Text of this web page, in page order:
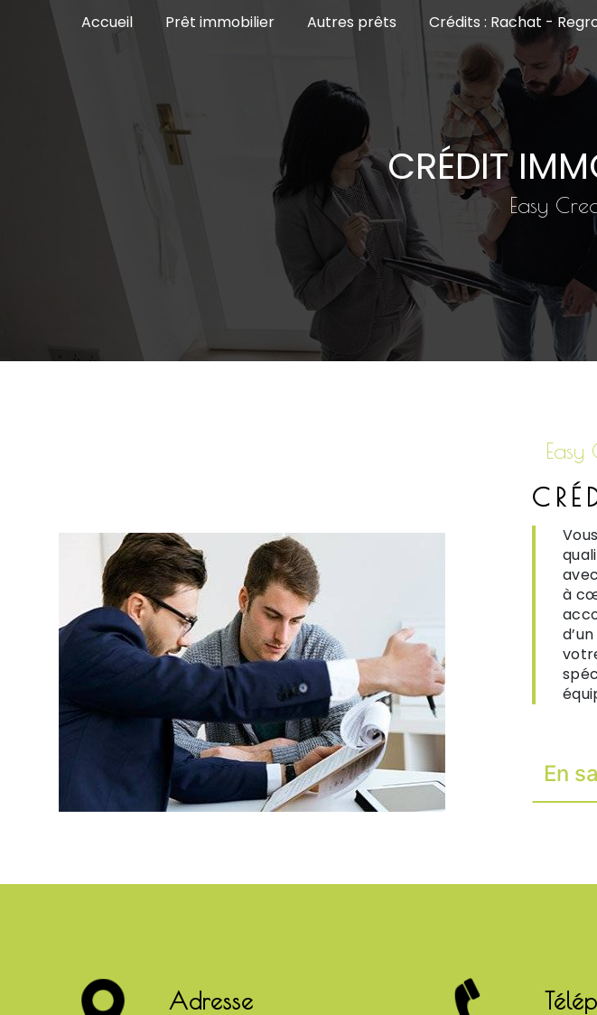
Accueil Prêt immobilier Autres prêts Crédits : Rachat -
CRÉDIT
Easy
Easy
à
En
Adresse
Panneau de gestion des cookies